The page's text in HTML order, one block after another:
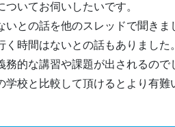
ついてお伺いしたいです。
いとの話を他のスレッドで聞き
く時間はないとの話もありました。
務的な講習や課題が出されるので
学校と比較して頂けるとより有難